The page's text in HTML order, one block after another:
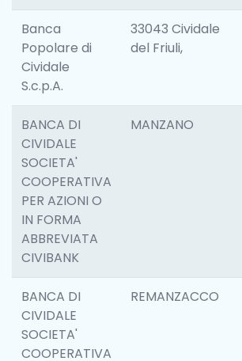
Banca
Popolare di
Cividale
S.c.p.A.
33043 Cividale
del Friuli,
BANCA DI
CIVIDALE
SOCIETA'
COOPERATIVA
PER AZIONI O
IN FORMA
ABBREVIATA
CIVIBANK
MANZANO
BANCA DI
CIVIDALE
SOCIETA'
COOPERATIVA
REMANZACCO